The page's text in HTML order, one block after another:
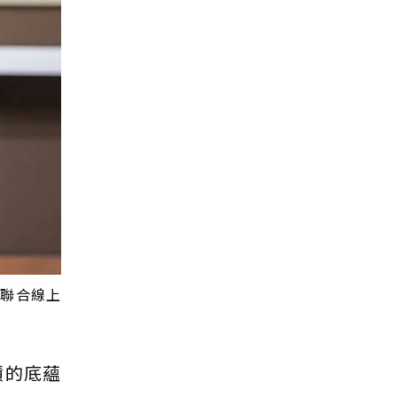
合線上
底蘊